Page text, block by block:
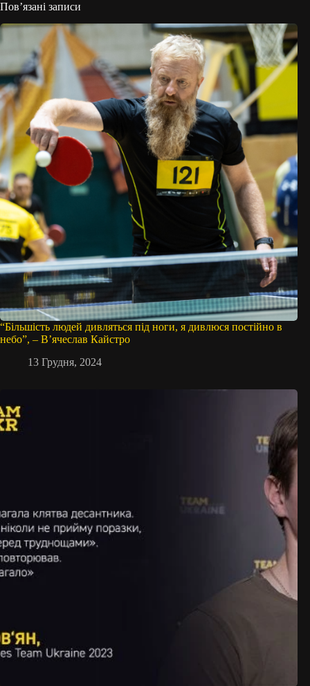
Пов’язані записи
“Більшість людей дивляться під ноги, я дивлюся постійно в
небо”, – Вʼячеслав Кайстро
13 Грудня, 2024